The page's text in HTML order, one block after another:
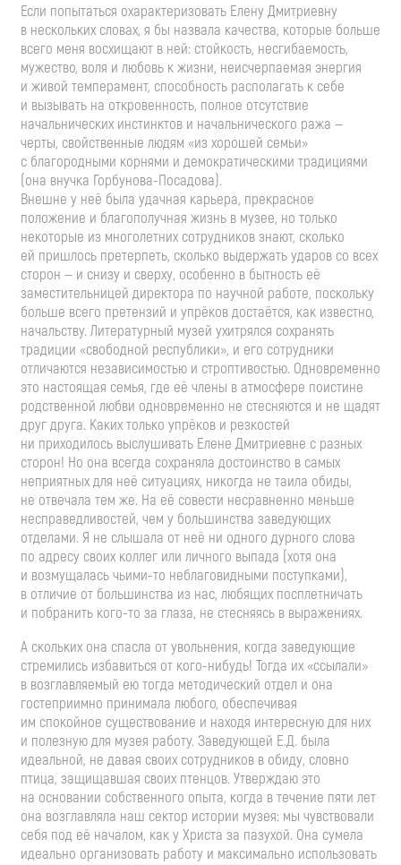
Если попытаться охарактеризовать Елену Дмитриевну
в нескольких словах, я бы назвала качества, которые больше
всего меня восхищают в ней: стойкость, несгибаемость,
мужество, воля и любовь к жизни, неисчерпаемая энергия
и живой темперамент, способность располагать к себе
и вызывать на откровенность, полное отсутствие
начальнических инстинктов и начальнического ража —
черты, свойственные людям «из хорошей семьи»
с благородными корнями и демократическими традициями
(она внучка Горбунова-Посадова).
Внешне у неё была удачная карьера, прекрасное
положение и благополучная жизнь в музее, но только
некоторые из многолетних сотрудников знают, сколько
ей пришлось претерпеть, сколько выдержать ударов со всех
сторон — и снизу и сверху, особенно в бытность её
заместительницей директора по научной работе, поскольку
больше всего претензий и упрёков достаётся, как известно,
начальству. Литературный музей ухитрялся сохранять
традиции «свободной республики», и его сотрудники
отличаются независимостью и строптивостью. Одновременно
это настоящая семья, где её члены в атмосфере поистине
родственной любви одновременно не стесняются и не щадят
друг друга. Каких только упрёков и резкостей
ни приходилось выслушивать Елене Дмитриевне с разных
сторон! Но она всегда сохраняла достоинство в самых
неприятных для неё ситуациях, никогда не таила обиды,
не отвечала тем же. На её совести несравненно меньше
несправедливостей, чем у большинства заведующих
отделами. Я не слышала от неё ни одного дурного слова
по адресу своих коллег или личного выпада (хотя она
и возмущаласьчьими-то неблаговидными поступками),
в отличие от большинства из нас, любящих посплетничать
и побранить кого-то за глаза, не стесняясь в выражениях.
А скольких она спасла от увольнения, когда заведующие
стремились избавиться от кого-нибудь! Тогда их «ссылали»
в возглавляемый ею тогда методический отдел и она
гостеприимно принимала любого, обеспечивая
им спокойное существование и находя интересную для них
и полезную для музея работу. Заведующей Е.Д. была
идеальной, не давая своих сотрудников в обиду, словно
птица, защищавшая своих птенцов. Утверждаю это
на основании собственного опыта, когда в течение пяти лет
она возглавляла наш сектор истории музея: мы чувствовали
себя под её началом, как у Христа за пазухой. Она сумела
идеально организовать работу и максимально использовать